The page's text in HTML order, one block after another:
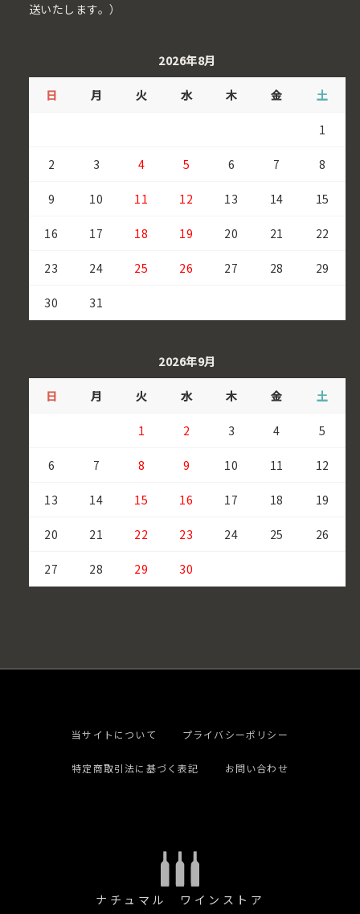
送いたします。）
2026年8月
日 月 火 水 木 金 土
1
2 3 4 5 6 7 8
9 10 11 12 13 14 15
16 17 18 19 20 21 22
23 24 25 26 27 28 29
30 31
2026年9月
日 月 火 水 木 金 土
1 2 3 4 5
6 7 8 9 10 11 12
13 14 15 16 17 18 19
20 21 22 23 24 25 26
27 28 29 30
当サイトについて プライバシーポリシー
特定商取引法に基づく表記 お問い合わせ
ナチュマル ワインストア